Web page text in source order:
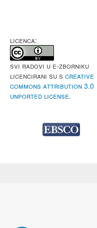
LICENCA:
Svi radovi u e-Zborniku
licencirani su s Creative
Commons Attribution 3.0
Unported License.